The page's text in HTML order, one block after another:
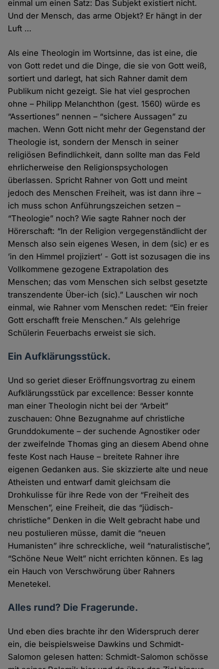
einmal um einen Satz: Das Subjekt existiert nicht.
Und der Mensch, das arme Objekt? Er hängt in der
Luft …
Als eine Theologin im Wortsinne, das ist eine, die
von Gott redet und die Dinge, die sie von Gott weiß,
sortiert und darlegt, hat sich Rahner damit dem
Publikum nicht gezeigt. Sie hat viel gesprochen
ohne – Philipp Melanchthon (gest. 1560) würde es
“Assertiones” nennen – “sichere Aussagen” zu
machen. Wenn Gott nicht mehr der Gegenstand der
Theologie ist, sondern der Mensch in seiner
religiösen Befindlichkeit, dann sollte man das Feld
ehrlicherweise den Religionspsychologen
überlassen. Spricht Rahner von Gott und meint
jedoch des Menschen Freiheit, was ist dann ihre –
ich muss schon Anführungszeichen setzen –
“Theologie” noch? Wie sagte Rahner noch der
Hörerschaft: “In der Religion vergegenständlicht der
Mensch also sein eigenes Wesen, in dem (sic) er es
’in den Himmel projiziert’ - Gott ist sozusagen die ins
Vollkommene gezogene Extrapolation des
Menschen; das vom Menschen sich selbst gesetzte
transzendente Über-ich (sic).” Lauschen wir noch
einmal, wie Rahner vom Menschen redet: “Ein freier
Gott erschafft freie Menschen.” Als gelehrige
Schülerin Feuerbachs erweist sie sich.
Ein Aufklärungsstück.
Und so geriet dieser Eröffnungsvortrag zu einem
Aufklärungsstück par excellence: Besser konnte
man einer Theologin nicht bei der “Arbeit”
zuschauen: Ohne Bezugnahme auf christliche
Grunddokumente – der suchende Agnostiker oder
der zweifelnde Thomas ging an diesem Abend ohne
feste Kost nach Hause – breitete Rahner ihre
eigenen Gedanken aus. Sie skizzierte alte und neue
Atheisten und entwarf damit gleichsam die
Drohkulisse für ihre Rede von der “Freiheit des
Menschen”, eine Freiheit, die das “jüdisch-
christliche” Denken in die Welt gebracht habe und
neu postulieren müsse, damit die “neuen
Humanisten” ihre schreckliche, weil “naturalistische”,
“Schöne Neue Welt” nicht errichten können. Es lag
ein Hauch von Verschwörung über Rahners
Menetekel.
Alles rund? Die Fragerunde.
Und eben dies brachte ihr den Widerspruch derer
ein, die beispielsweise Dawkins und Schmidt-
Salomon gelesen hatten: Schmidt-Salomon schösse